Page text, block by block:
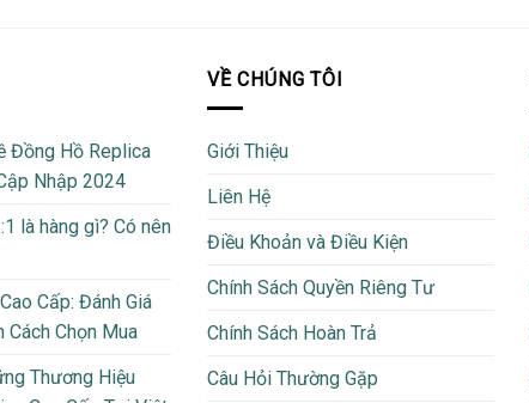
Đồng Hồ Replica
Nhập 2024
là hàng gì? Có nên
Cấp: Đánh Giá
Cách Chọn Mua
Thương Hiệu
VỀ CHÚNG TÔI
Giới Thiệu
Liên Hệ
Điều Khoản và Điều Kiện
Chính Sách Quyền Riêng Tư
Chính Sách Hoàn Trả
Câu Hỏi Thường Gặp